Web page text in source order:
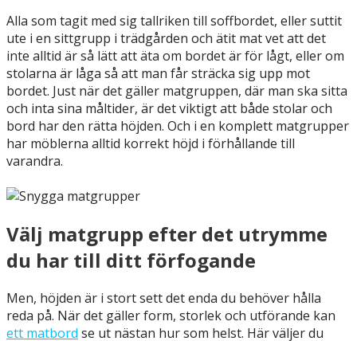
Alla som tagit med sig tallriken till soffbordet, eller suttit
ute i en sittgrupp i trädgården och ätit mat vet att det
inte alltid är så lätt att äta om bordet är för lågt, eller om
stolarna är låga så att man får sträcka sig upp mot
bordet. Just när det gäller matgruppen, där man ska sitta
och inta sina måltider, är det viktigt att både stolar och
bord har den rätta höjden. Och i en komplett matgrupper
har möblerna alltid korrekt höjd i förhållande till
varandra.
Välj matgrupp efter det utrymme
du har till ditt förfogande
Men, höjden är i stort sett det enda du behöver hålla
reda på. När det gäller form, storlek och utförande kan
ett matbord se ut nästan hur som helst. Här väljer du